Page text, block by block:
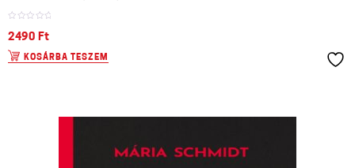
2490 Ft
KOSÁRBA TESZEM